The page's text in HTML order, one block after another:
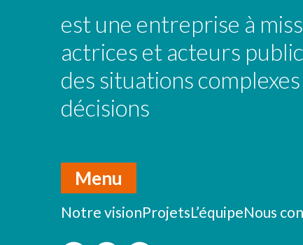
est une entreprise à
actrices et acteurs
des situations
décisions
Menu
Notre visionProjetsL’équipeNous